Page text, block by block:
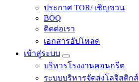
ประกาศ TOR/ เชิญชวน
BOQ
ติดต่อเรา
เอกสารอัปโหลด
เข้าสู่ระบบ
บริหารโรงงานคอนกรีต
ระบบบริหารจัดส่งโลจิสติกส์